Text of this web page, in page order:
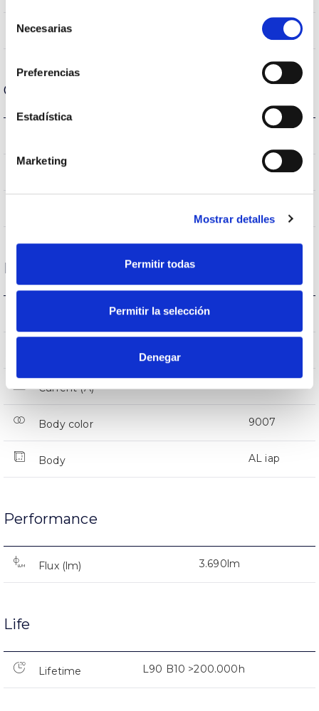
Necesarias
Preferencias
Estadística
Marketing
Mostrar detalles
Permitir todas
Permitir la selección
Denegar
Linkable
Optical data
Housing and Finish
IK Impact resistance
Current (A) 66
Body color 9007
Body AL iap
Performance
Flux (lm) 3.690lm
Life
Lifetime L90 B10 >200.000h